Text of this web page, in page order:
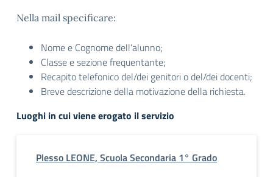
Nella mail specificare:
Nome e Cognome dell’alunno;
Classe e sezione frequentante;
Recapito telefonico del/dei genitori o del/dei docenti;
Breve descrizione della motivazione della richiesta.
Luoghi in cui viene erogato il servizio
Plesso LEONE, Scuola Secondaria 1° Grado